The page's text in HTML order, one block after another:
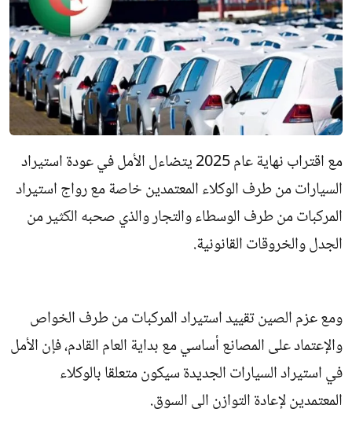
مع اقتراب نهاية عام 2025 يتضاءل الأمل في عودة استيراد
السيارات من طرف الوكلاء المعتمدين خاصة مع رواج استيراد
المركبات من طرف الوسطاء والتجار والذي صحبه الكثير من
الجدل والخروقات القانونية.
ومع عزم الصين تقييد استيراد المركبات من طرف الخواص
والإعتماد على المصانع أساسي مع بداية العام القادم، فإن الأمل
في استيراد السيارات الجديدة سيكون متعلقا بالوكلاء
المعتمدين لإعادة التوازن الى السوق.